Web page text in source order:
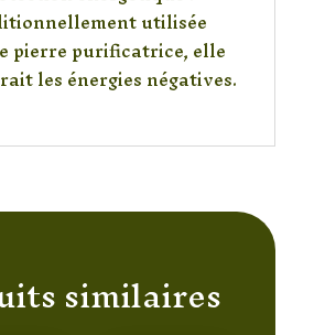
utilisée
pierre purificatrice, elle
les énergies négatives.
similaires